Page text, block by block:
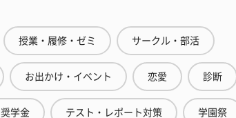
授業・履修・ゼミ サークル・部活
お出かけ・イベント 恋愛 診断
奨学金 テスト・レポート対策 学園祭